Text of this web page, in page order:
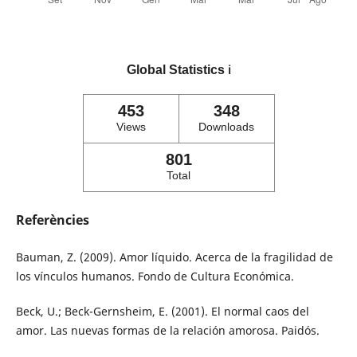
Global Statistics ℹ️
453
Views
348
Downloads
801
Total
Referències
Bauman, Z. (2009). Amor líquido. Acerca de la fragilidad de
los vínculos humanos. Fondo de Cultura Económica.
Beck, U.; Beck-Gernsheim, E. (2001). El normal caos del
amor. Las nuevas formas de la relación amorosa. Paidós.